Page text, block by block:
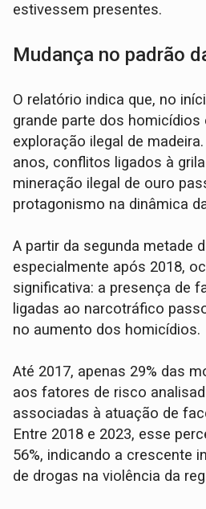
estivessem presentes.
Mudança no padrão
O relatório indica que, no
grande parte dos
exploração ilegal de
anos, conflitos ligados à
mineração ilegal de ouro
protagonismo na dinâmica
A partir da segunda metade
especialmente após 2018,
significativa: a presença de
ligadas ao narcotráfico
no aumento dos homicídios.
Até 2017, apenas 29% das
aos fatores de risco
associadas à atuação de
Entre 2018 e 2023, esse
56%, indicando a crescente
de drogas na violência da